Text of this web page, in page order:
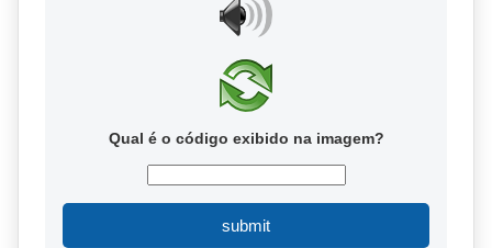
Qual é o código exibido na imagem?
submit